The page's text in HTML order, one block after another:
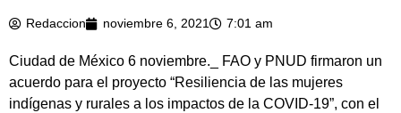
Redaccion noviembre 6, 2021 7:01 am
Ciudad de México 6 noviembre._ FAO y PNUD firmaron un
acuerdo para el proyecto “Resiliencia de las mujeres
indígenas y rurales a los impactos de la COVID-19”, con el